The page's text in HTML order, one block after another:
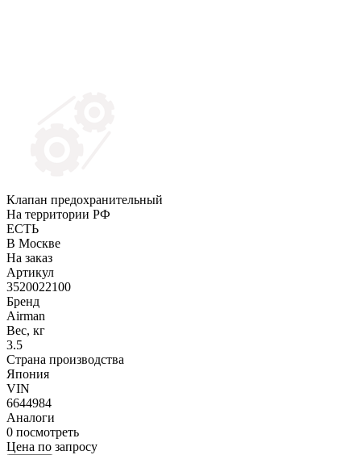
Клапан предохранительный
На территории РФ
ЕСТЬ
В Москве
На заказ
Артикул
3520022100
Бренд
Airman
Вес, кг
3.5
Страна производства
Япония
VIN
6644984
Аналоги
0 посмотреть
Цена по запросу